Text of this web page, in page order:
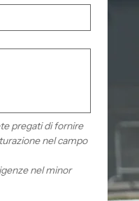
pregati di fornire
nel campo
nel minor